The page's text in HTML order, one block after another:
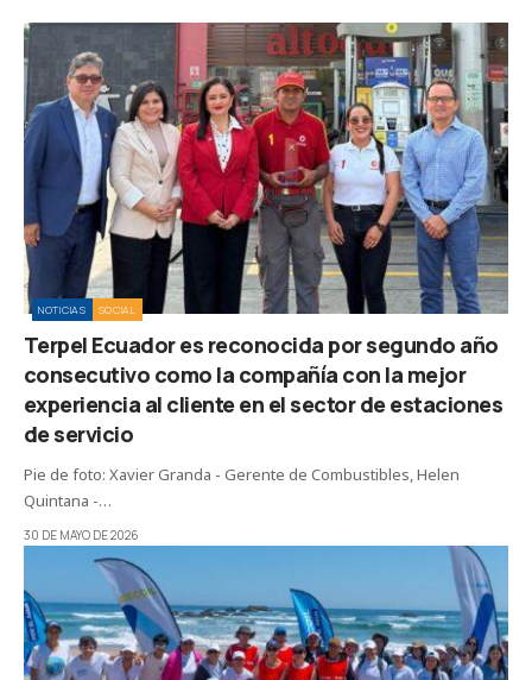
NOTICIAS SOCIAL
Terpel Ecuador es reconocida por segundo año
consecutivo como la compañía con la mejor
experiencia al cliente en el sector de estaciones
de servicio
Pie de foto: Xavier Granda - Gerente de Combustibles, Helen
Quintana -…
30 DE MAYO DE 2026